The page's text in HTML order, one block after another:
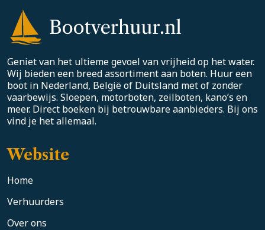
Geniet van het ultieme gevoel van vrijheid op het water.
Wij bieden een breed assortiment aan boten. Huur een
boot in Nederland, België of Duitsland met of zonder
vaarbewijs. Sloepen, motorboten, zeilboten, kano’s en
meer. Direct boeken bij betrouwbare aanbieders. Bij ons
vind je het allemaal.
Website
Home
Verhuurders
Over ons